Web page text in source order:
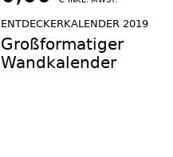
ENTDECKERKALENDER 2019
Großformatiger
Wandkalender